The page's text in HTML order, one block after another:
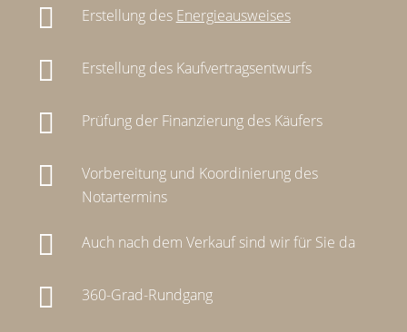
Erstellung des Energieausweises
Erstellung des Kaufvertragsentwurfs
Prüfung der Finanzierung des Käufers
Vorbereitung und Koordinierung des
Notartermins
Auch nach dem Verkauf sind wir für Sie da
360-Grad-Rundgang